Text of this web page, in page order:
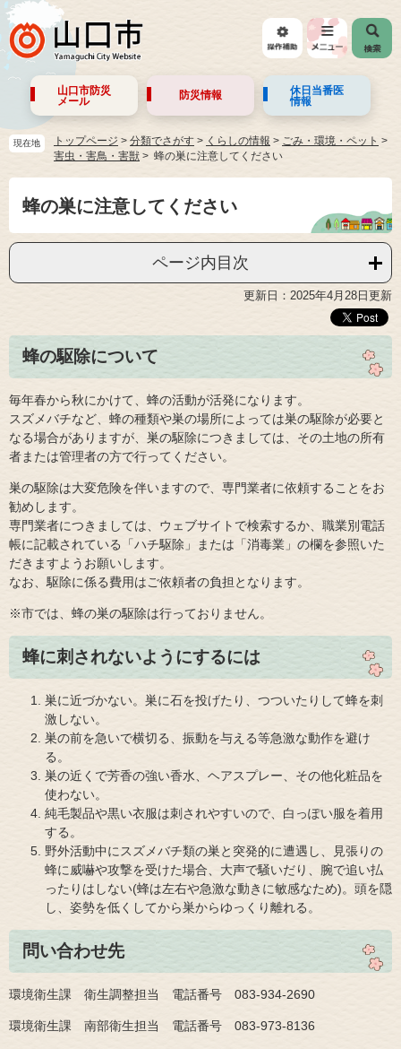
山口市防災
メール
防災情報
休日当番医
情報
現在地 トップページ > 分類でさがす > くらしの情報 > ごみ・環境・ペット >
害虫・害鳥・害獣
蜂の巣に注意してください
蜂の巣に注意してください
ページ内目次
更新日：2025年4月28日更新
蜂の駆除について
毎年春から秋にかけて、蜂の活動が活発になります。
スズメバチなど、蜂の種類や巣の場所によっては巣の駆除が必要と
なる場合がありますが、巣の駆除につきましては、その土地の所有
者または管理者の方で行ってください。
巣の駆除は大変危険を伴いますので、専門業者に依頼することをお
勧めします。
専門業者につきましては、ウェブサイトで検索するか、職業別電話
帳に記載されている「ハチ駆除」または「消毒業」の欄を参照いた
だきますようお願いします。
なお、駆除に係る費用はご依頼者の負担となります。
※市では、蜂の巣の駆除は行っておりません。
蜂に刺されないようにするには
巣に近づかない。巣に石を投げたり、つついたりして蜂を刺
激しない。
巣の前を急いで横切る、振動を与える等急激な動作を避け
る。
巣の近くで芳香の強い香水、ヘアスプレー、その他化粧品を
使わない。
純毛製品や黒い衣服は刺されやすいので、白っぽい服を着用
する。
野外活動中にスズメバチ類の巣と突発的に遭遇し、見張りの
蜂に威嚇や攻撃を受けた場合、大声で騒いだり、腕で追い払
ったりはしない(蜂は左右や急激な動きに敏感なため)。頭を隠
し、姿勢を低くしてから巣からゆっくり離れる。
問い合わせ先
環境衛生課 衛生調整担当 電話番号 083-934-2690
環境衛生課 南部衛生担当 電話番号 083-973-8136